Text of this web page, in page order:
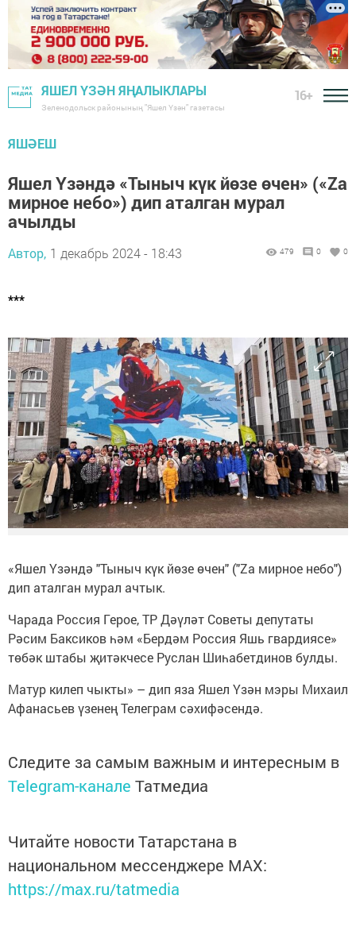
ЯШЕЛ ҮЗӘН ЯҢАЛЫКЛАРЫ
Зеленодольск районының "Яшел Үзән" газетасы
16+
ЯШӘЕШ
Яшел Үзәндә «Тыныч күк йөзе өчен» («Zа
мирное небо») дип аталган мурал
ачылды
Автор, 1 декабрь 2024 - 18:43 479 0 0
***
«Яшел Үзәндә "Тыныч күк йөзе өчен" ("Zа мирное небо")
дип аталган мурал ачтык.
Чарада Россия Герое, ТР Дәүләт Советы депутаты
Рәсим Баксиков һәм «Бердәм Россия Яшь гвардиясе»
төбәк штабы җитәкчесе Руслан Шиһабетдинов булды.
Матур килеп чыкты» – дип яза Яшел Үзән мэры Михаил
Афанасьев үзенең Телеграм сәхифәсендә.
Следите за самым важным и интересным в
Telegram-канале Татмедиа
Читайте новости Татарстана в
национальном мессенджере MАХ:
https://max.ru/tatmedia